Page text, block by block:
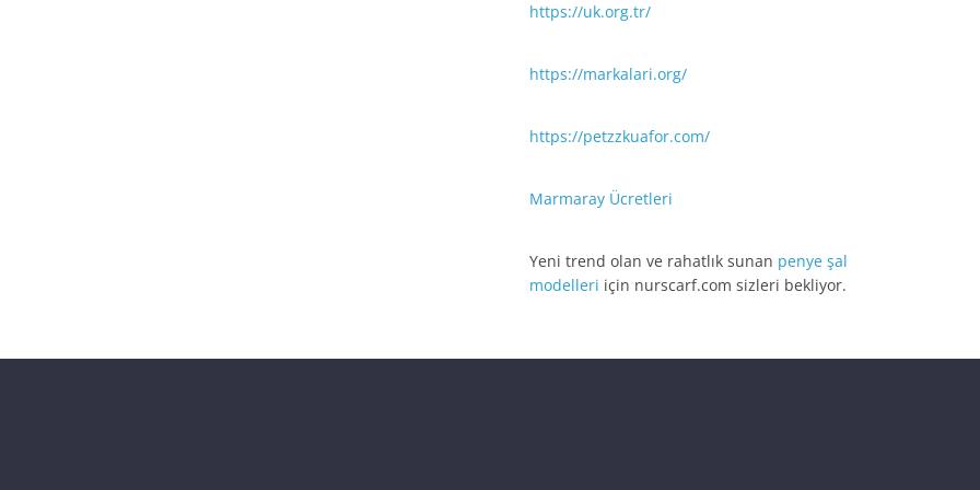
https://uk.org.tr/
https://markalari.org/
https://petzzkuafor.com/
Marmaray Ücretleri
Yeni trend olan ve rahatlık sunan penye şal
modelleri için nurscarf.com sizleri bekliyor.